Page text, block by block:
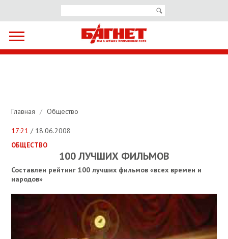
Главная / Общество
17:21 / 18.06.2008
ОБЩЕСТВО
100 ЛУЧШИХ ФИЛЬМОВ
Составлен рейтинг 100 лучших фильмов «всех времен и
народов»